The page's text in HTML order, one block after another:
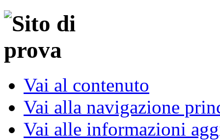
Vai al contenuto
Vai alla navigazione
Vai alle informazioni